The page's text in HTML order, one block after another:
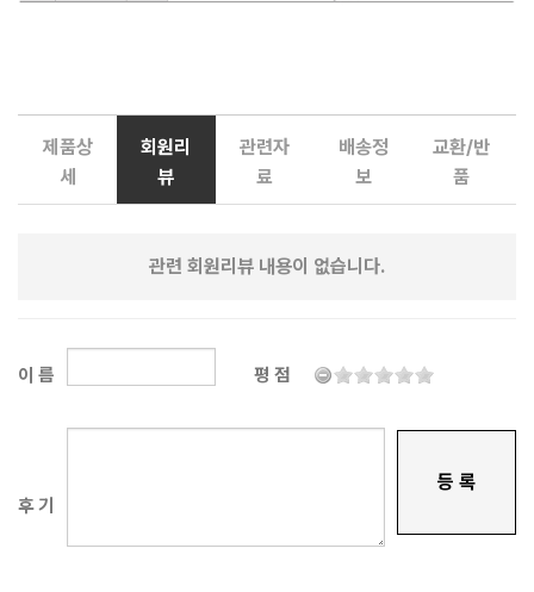
제품상
세
회원리
뷰
관련자
료
배송정
보
교환/반
품
관련 회원리뷰 내용이 없습니다.
이 름 평 점
후 기
등 록